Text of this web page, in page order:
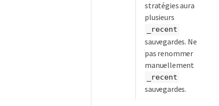
stratégies aura
plusieurs
_recent
sauvegardes. Ne
pas renommer
manuellement
_recent
sauvegardes.